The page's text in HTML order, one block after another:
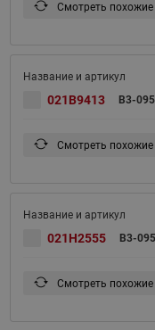
Смотреть
021B9413 B3-
Смотреть
021H2555 B3-
Смотреть